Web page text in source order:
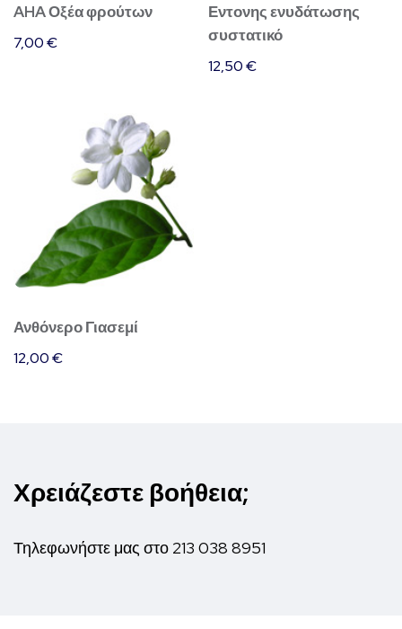
AHA Οξέα φρούτων
7,00€
Εντονης ενυδάτωσης
συστατικό
12,50€
Ανθόνερο Γιασεμί
12,00€
Χρειάζεστε βοήθεια;
Τηλεφωνήστε μας στο 213 038 8951